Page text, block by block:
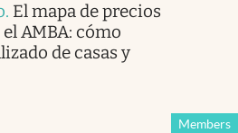
. El mapa de precios
AMBA: cómo
de casas y
Members